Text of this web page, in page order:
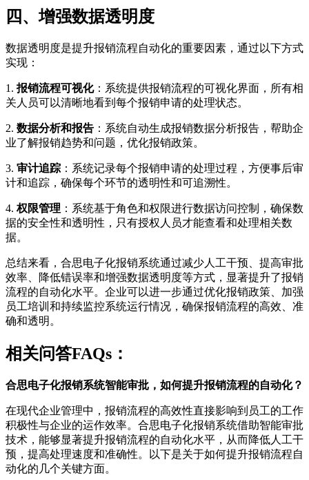
四、增强数据透明度
数据透明度是提升报销流程自动化的重要因素，通过以下方式
实现：
1. 报销流程可视化：系统提供报销流程的可视化界面，所有相
关人员可以清晰地看到每个报销申请的处理状态。
2. 数据分析和报告 ：系统自动生成报销数据分析报告，帮助企
业了解报销趋势和问题，优化报销政策。
3. 审计追踪 ：系统记录每个报销申请的处理过程，方便事后审
计和追踪，确保每个环节的透明性和可追溯性。
4.权限管理 ：系统基于角色和权限进行数据访问控制，确保数
据的安全性和透明性，只有授权人员才能查看和处理相关数
据。
总结来看，合思电子化报销系统通过减少人工干预、提高审批
效率、降低错误率和增强数据透明度等方式，显著提升了报销
流程的自动化水平。企业可以进一步通过优化报销政策、加强
员工培训和持续监控系统运行情况，确保报销流程的高效、准
确和透明。
相关问答FAQs：
合思电子化报销系统智能审批，如何提升报销流程的自动化？
在现代企业管理中，报销流程的高效性直接影响到员工的工作
积极性与企业的运作效率。合思电子化报销系统借助智能审批
技术，能够显著提升报销流程的自动化水平，从而降低人工干
预，提高处理速度和准确性。以下是关于如何提升报销流程自
动化的几个关键方面。